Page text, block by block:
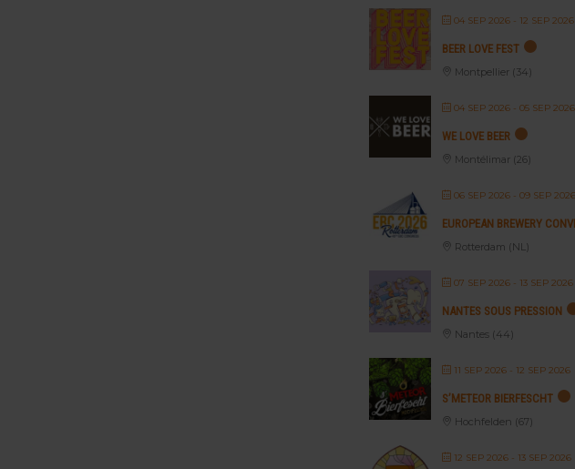
04 SEP 2026 - 12 SEP 2026
BEER LOVE FEST
Montpellier (34)
04 SEP 2026 - 05 SEP 2026
WE LOVE BEER
Montélimar (26)
06 SEP 2026 - 09 SEP 2026
EUROPEAN BREWERY
Rotterdam (NL)
07 SEP 2026 - 13 SEP 2026
NANTES SOUS PRESSION
Nantes (44)
11 SEP 2026 - 12 SEP 2026
S’METEOR BIERFESCHT
Hochfelden (67)
12 SEP 2026 - 13 SEP 2026